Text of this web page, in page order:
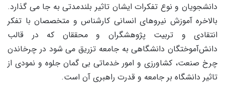
دانشجویان و نوع تفکرات ایشان تاثیر بلندمدتی به جا می گذارد.
بالاخره آموزش نیروهای انسانی کارشناس و متخصصان با تفکر
انتقادی و تربیت پژوهشگران و محققان که در قالب
دانش‌آموختگان دانشگاهی به جامعه تزریق می شود در چرخاندن
چرخ صنعت، کشاورزی و امور خدماتی بی گمان جلوه و نمودی از
تاثیر دانشگاه بر جامعه و قدرت راهبری آن است.